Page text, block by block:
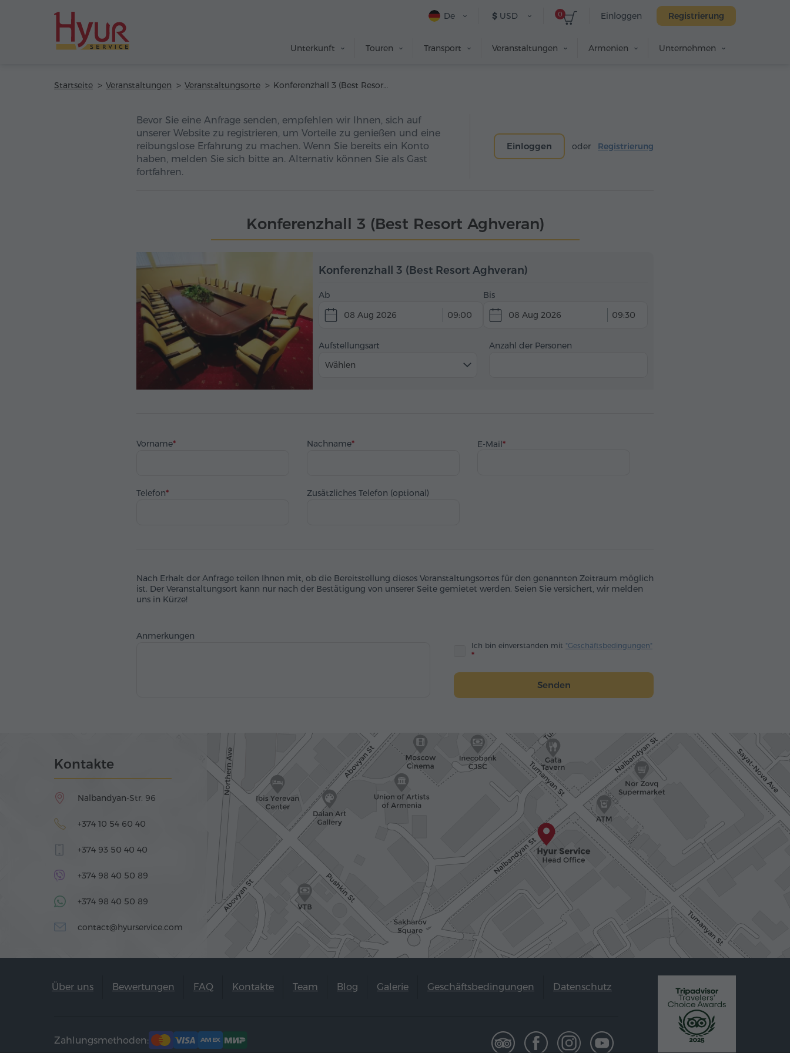
Einloggen Registrierung
0
$ USD
De
Unterkunft Touren Transport Veranstaltungen Armenien Unternehmen
Startseite Veranstaltungen Veranstaltungsorte Konferenzhall 3 (Best Resort Aghveran)
Bevor Sie eine Anfrage senden, empfehlen wir Ihnen, sich auf
unserer Website zu registrieren, um Vorteile zu genießen und eine
reibungslose Erfahrung zu machen. Wenn Sie bereits ein Konto
haben, melden Sie sich bitte an. Alternativ können Sie als Gast
fortfahren.
Einloggen oder Registrierung
Konferenzhall 3 (Best Resort Aghveran)
Konferenzhall 3 (Best Resort Aghveran)
Ab
08 Aug 2026
09:00
Bis
08 Aug 2026
09:30
Aufstellungsart
Wählen
Anzahl der Personen
Vorname Nachname E-Mail
Telefon Zusätzliches Telefon (optional)
Nach Erhalt der Anfrage teilen Ihnen mit, ob die Bereitstellung dieses Veranstaltungsortes für den genannten Zeitraum möglich
ist. Der Veranstaltungsort kann nur nach der Bestätigung von unserer Seite gemietet werden. Seien Sie versichert, wir melden
uns in Kürze!
Anmerkungen
Ich bin einverstanden mit "Geschäftsbedingungen"
Senden
Kontakte
Nalbandyan-Str. 96
+374 10 54 60 40
+374 93 50 40 40
+374 98 40 50 89
+374 98 40 50 89
contact@hyurservice.com
Über uns Bewertungen FAQ Kontakte Team Blog Galerie Geschäftsbedingungen Datenschutz
Zahlungsmethoden: